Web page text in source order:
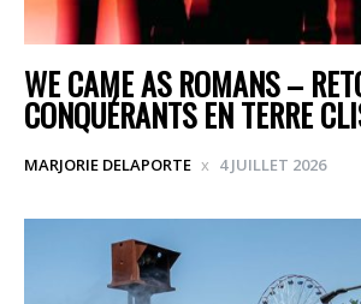
WE CAME AS ROMANS –
CONQUÉRANTS EN TERRE
MARJORIE DELAPORTE 4 JUILLET 2026